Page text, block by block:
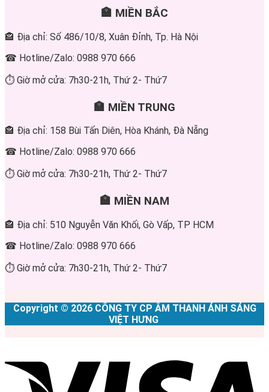
🏣 MIỀN BẮC
🏤 Địa chỉ: Số 486/10/8, Xuân Đỉnh, Tp. Hà Nội
☎ Hotline/Zalo: 0988 970 666
⏱ Giờ mở cửa: 7h30-21h, Thứ 2- Thứ7
🏣 MIỀN TRUNG
🏤 Địa chỉ: 158 Bùi Tấn Diên, Hòa Khánh, Đà Nẵng
☎ Hotline/Zalo: 0988 970 666
⏱ Giờ mở cửa: 7h30-21h, Thứ 2- Thứ7
🏣 MIỀN NAM
🏤 Địa chỉ: 510 Nguyễn Văn Khối, Gò Vấp, TP HCM
☎ Hotline/Zalo: 0988 970 666
⏱ Giờ mở cửa: 7h30-21h, Thứ 2- Thứ7
Copyright © 2026 CÔNG TY CP ÂM THANH ÁNH SÁNG
VIỆT HƯNG